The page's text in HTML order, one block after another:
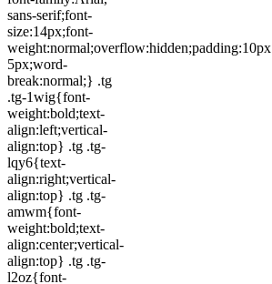
sans-serif;font-
size:14px;font-
weight:normal;overflow:hidden;padding:10px
5px;word-
break:normal;} .tg
.tg-1wig{font-
weight:bold;text-
align:left;vertical-
align:top} .tg .tg-
lqy6{text-
align:right;vertical-
align:top} .tg .tg-
amwm{font-
weight:bold;text-
align:center;vertical-
align:top} .tg .tg-
l2oz{font-